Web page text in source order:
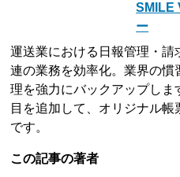
SMILE
ー
運送業における日報管理・
連の業務を効率化。業界の
理を強力にバックアップし
目を追加して、オリジナル
です。
この記事の著者